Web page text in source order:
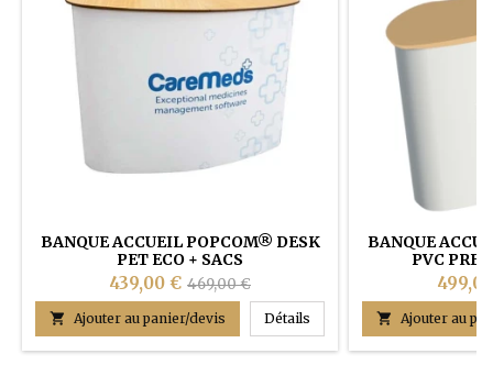
BANQUE ACCUEIL POPCOM® DESK
PET ECO + SACS
439,00 € 469,00 €
 Ajouter au panier/devis Détails BANQUE ACCUEIL
BANQUE
PVC
 Ajouter au